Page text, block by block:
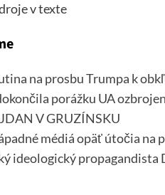
v texte
na prosbu Trumpa k
porážku UA
V GRUZÍNSKU
médiá opäť útočia
ideologický propagandista